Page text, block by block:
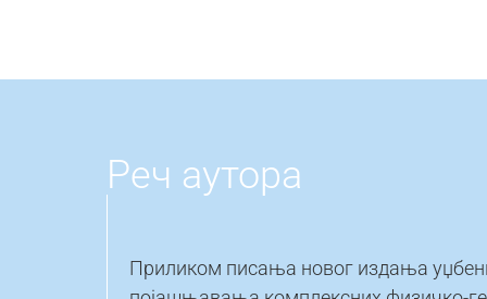
Реч аутора
Приликом писања новог издања